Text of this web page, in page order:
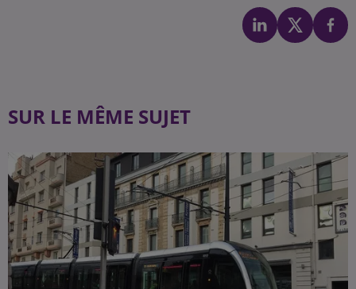
SUR LE MÊME SUJET